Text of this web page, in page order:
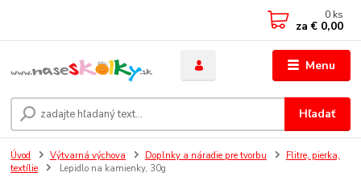
Menu
Hľadať
0 ks
za € 0,00
Úvod Výtvarná výchova Doplnky a náradie pre tvorbu
Flitre, pierka,
textílie
Lepidlo na kamienky, 30g